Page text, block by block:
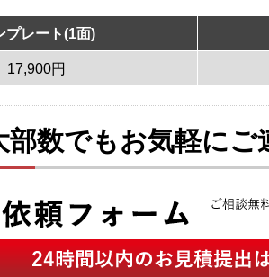
プレート(1面)
17,900円
部数でもお気軽にご